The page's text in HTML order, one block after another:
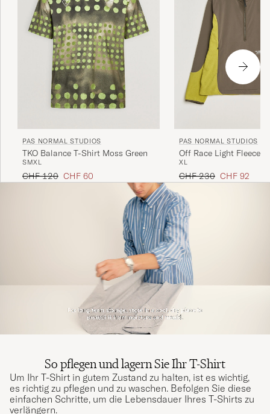
PAS NORMAL STUDIOS
TKO Balance T-Shirt Moss Green
SMXL
Regulärer Preis
CHF 120 Reduzierter Preis
CHF 60
PAS NORMAL STUDIOS
Off Race Light Fleece
Moss Green
XL
Regulärer Preis
CHF 230 Reduzierter
CHF 92
So pflegen und lagern Sie Ihr T-Shirt
Um Ihr T-Shirt in gutem Zustand zu halten, ist es wichtig,
es richtig zu pflegen und zu waschen. Befolgen Sie diese
einfachen Schritte, um die Lebensdauer Ihres T-Shirts zu
verlängern.